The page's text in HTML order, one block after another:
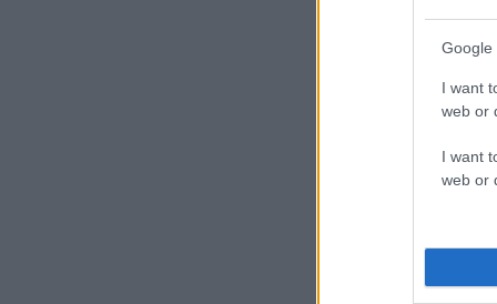
Google
I want
web or
I want
web or